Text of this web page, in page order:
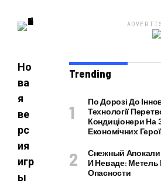
Но
ва
я
ве
рс
ия
игр
ы
Trending
По Дорозі До
Технології
Кондиціонери На
Економічних
Снежный
И Неваде:
Опасности